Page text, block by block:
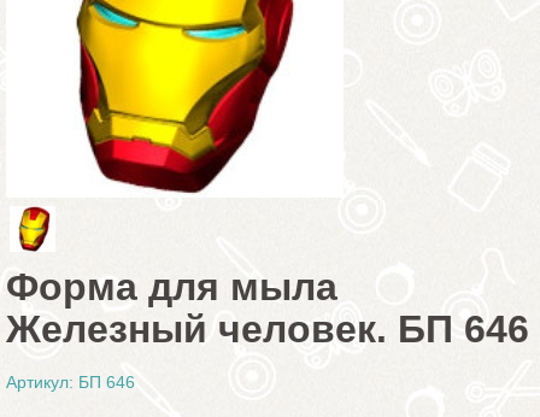
Форма для мыла
Железный человек. БП 646
Артикул: БП 646